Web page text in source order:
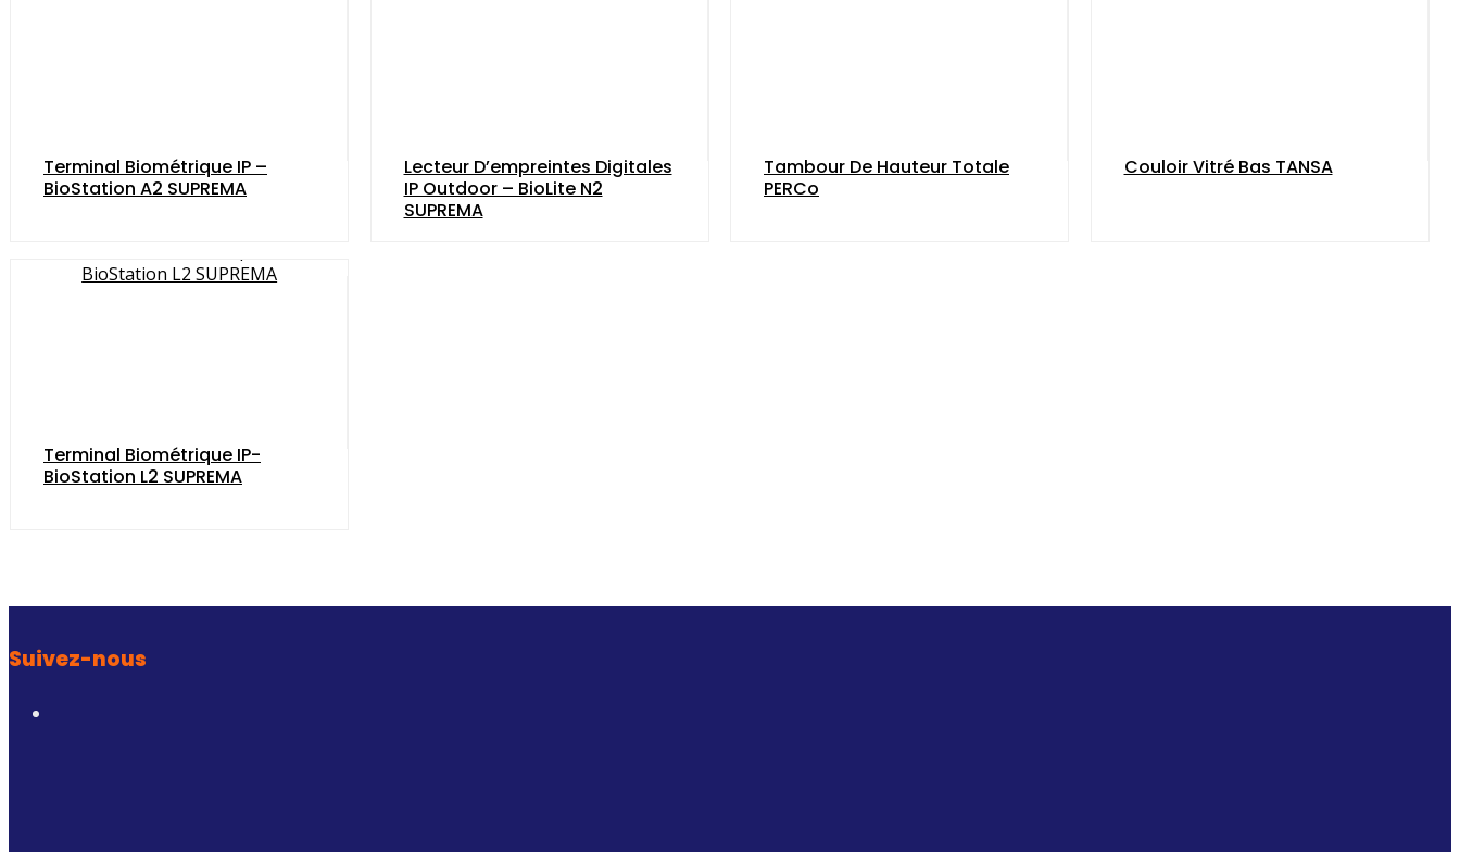
Terminal Biométrique IP –
BioStation A2 SUPREMA
Lecteur D’empreintes Digitales
IP Outdoor – BioLite N2
SUPREMA
Tambour De Hauteur Totale
PERCo
Couloir Vitré Bas TANSA
Terminal Biométrique IP-
BioStation L2 SUPREMA
Suivez-nous